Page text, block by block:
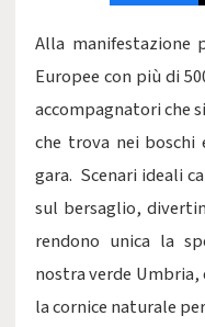
Alla manifestazione
Europee con più di
accompagnatori che
che trova nei
gara. Scenari ideali
sul bersaglio,
rendono unica la
nostra verde Umbria,
la cornice naturale